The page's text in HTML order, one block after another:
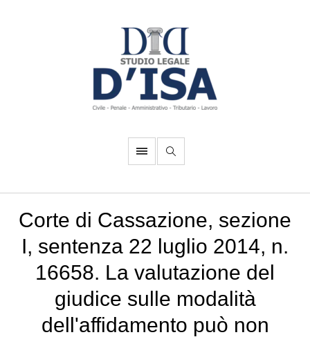
Corte di Cassazione, sezione
I, sentenza 22 luglio 2014, n.
16658. La valutazione del
giudice sulle modalità
dell'affidamento può non